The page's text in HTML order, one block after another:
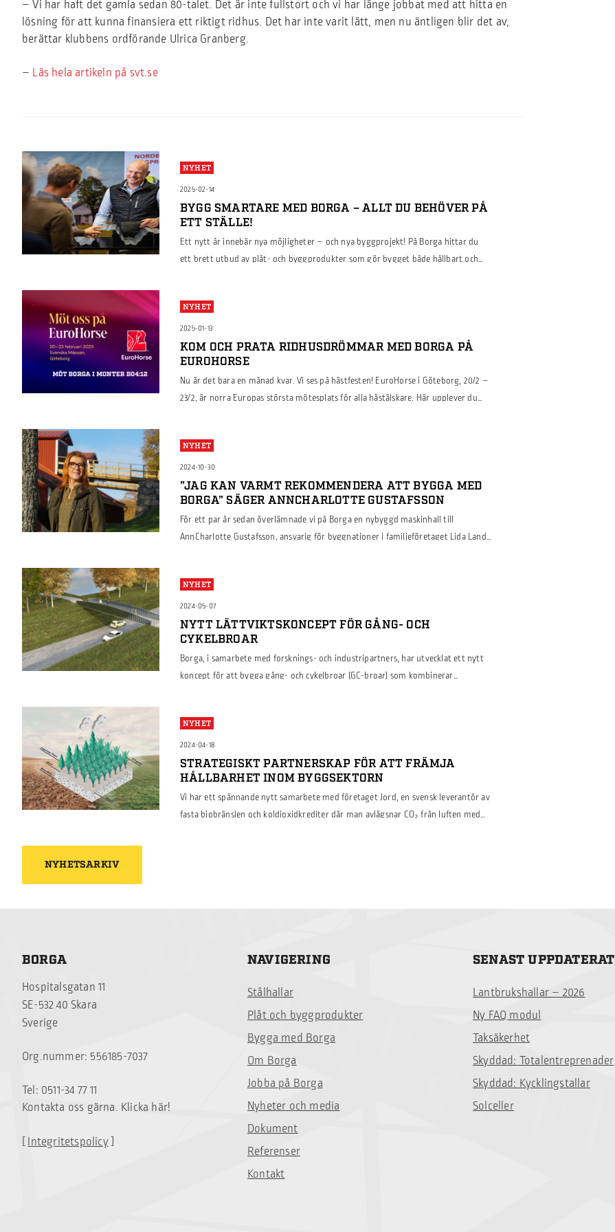
– Vi har haft det gamla sedan 80-talet. Det är inte fullstort och vi har länge jobbat med att hitta en
lösning för att kunna finansiera ett riktigt ridhus. Det har inte varit lätt, men nu äntligen blir det av,
berättar klubbens ordförande Ulrica Granberg.
– Läs hela artikeln på svt.se
NYHET
2025-02-14
BYGG SMARTARE MED BORGA – ALLT DU BEHÖVER PÅ
ETT STÄLLE!
Ett nytt år innebär nya möjligheter – och nya byggprojekt! På Borga hittar du
ett brett utbud av plåt- och byggprodukter som gör bygget både hållbart och
rätt lösning, till kompletta system för takavvattning som […]
NYHET
2025-01-13
KOM OCH PRATA RIDHUSDRÖMMAR MED BORGA PÅ
EUROHORSE
Nu är det bara en månad kvar. Vi ses på hästfesten! EuroHorse i Göteborg, 20/2 –
23/2, är norra Europas största mötesplats för alla hästälskare. Här upplever du
Mässan är i anslutning till Gothenburg Horse Show. […]
NYHET
2024-10-30
”JAG KAN VARMT REKOMMENDERA ATT BYGGA MED
BORGA” SÄGER ANNCHARLOTTE GUSTAFSSON
För ett par år sedan överlämnade vi på Borga en nybyggd maskinhall till
AnnCharlotte Gustafsson, ansvarig för byggnationer i familjeföretaget Lida Land
Anncharlotte.
NYHET
2024-05-07
NYTT LÄTTVIKTSKONCEPT FÖR GÅNG- OCH
CYKELBROAR
Borga, i samarbete med forsknings- och industripartners, har utvecklat ett nytt
koncept för att bygga gång- och cykelbroar (GC-broar) som kombinerar
konstruera GC-broar med användning av rostfritt stål. Genom att utnyttja
trapetsprofilerade brobalkar kombinerat med lasersvetsad brodäck […]
NYHET
2024-04-18
STRATEGISKT PARTNERSKAP FÖR ATT FRÄMJA
HÅLLBARHET INOM BYGGSEKTORN
Vi har ett spännande nytt samarbete med företaget Jord, en svensk leverantör av
fasta biobränslen och koldioxidkrediter där man avlägsnar CO₂ från luften med
NYHETSARKIV
BORGA
Hospitalsgatan 11
SE-532 40 Skara
Sverige
Org.nummer: 556185-7037
Tel: 0511-34 77 11
Kontakta oss gärna. Klicka här!
[Integritetspolicy]
NAVIGERING
Stålhallar
Plåt och byggprodukter
Bygga med Borga
Om Borga
Jobba på Borga
Nyheter och media
Dokument
Referenser
Kontakt
SENAST UPPDATERAT
Lantbrukshallar – 2026
Ny FAQ modul
Taksäkerhet
Skyddad: Totalentreprenader
Skyddad: Kycklingstallar
Solceller